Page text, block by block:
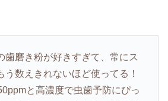
歯磨き粉が好きすぎて、常にス
う数えきれないほど使ってる！
と高濃度で虫歯予防にぴっ